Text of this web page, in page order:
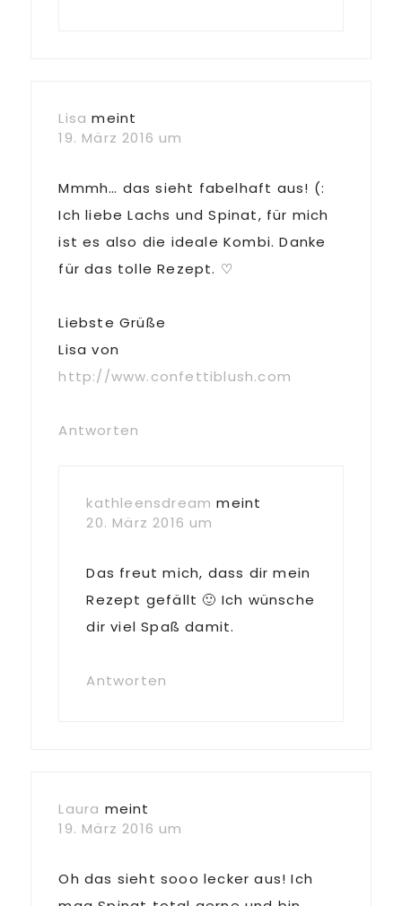
Lisa meint
19. März 2016 um
Mmmh… das sieht fabelhaft aus! (:
Ich liebe Lachs und Spinat, für mich
ist es also die ideale Kombi. Danke
für das tolle Rezept. ♡
Liebste Grüße
Lisa von
http://www.confettiblush.com
Antworten
kathleensdream meint
20. März 2016 um
Das freut mich, dass dir mein
Rezept gefällt 🙂 Ich wünsche
dir viel Spaß damit.
Antworten
Laura meint
19. März 2016 um
Oh das sieht sooo lecker aus! Ich